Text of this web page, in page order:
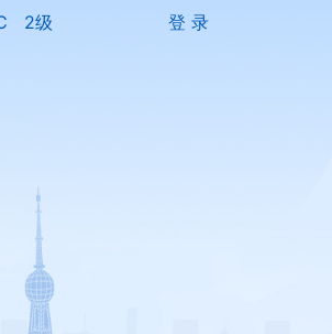
2级 登 录